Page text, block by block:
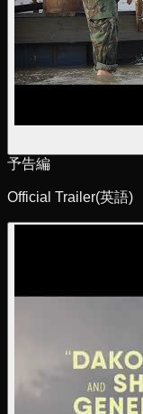
予告編
Official Trailer(英語)